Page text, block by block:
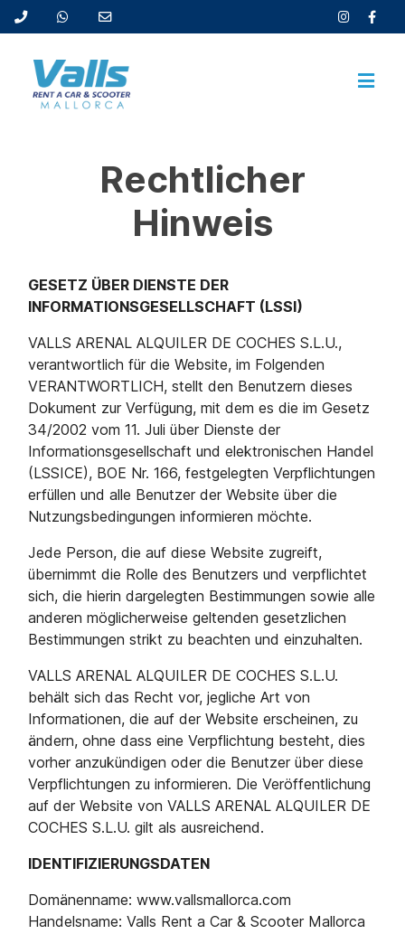
Rechtlicher
Hinweis
GESETZ ÜBER DIENSTE DER
INFORMATIONSGESELLSCHAFT (LSSI)
VALLS ARENAL ALQUILER DE COCHES S.L.U.,
verantwortlich für die Website, im Folgenden
VERANTWORTLICH, stellt den Benutzern dieses
Dokument zur Verfügung, mit dem es die im Gesetz
34/2002 vom 11. Juli über Dienste der
Informationsgesellschaft und elektronischen Handel
(LSSICE), BOE Nr. 166, festgelegten Verpflichtungen
erfüllen und alle Benutzer der Website über die
Nutzungsbedingungen informieren möchte.
Jede Person, die auf diese Website zugreift,
übernimmt die Rolle des Benutzers und verpflichtet
sich, die hierin dargelegten Bestimmungen sowie alle
anderen möglicherweise geltenden gesetzlichen
Bestimmungen strikt zu beachten und einzuhalten.
VALLS ARENAL ALQUILER DE COCHES S.L.U.
behält sich das Recht vor, jegliche Art von
Informationen, die auf der Website erscheinen, zu
ändern, ohne dass eine Verpflichtung besteht, dies
vorher anzukündigen oder die Benutzer über diese
Verpflichtungen zu informieren. Die Veröffentlichung
auf der Website von VALLS ARENAL ALQUILER DE
COCHES S.L.U. gilt als ausreichend.
IDENTIFIZIERUNGSDATEN
Domänenname: www.vallsmallorca.com
Handelsname: Valls Rent a Car & Scooter Mallorca